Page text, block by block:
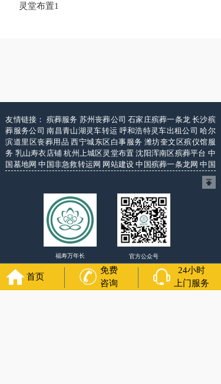
灵堂布置1
友情链接： 殡葬服务 苏州丧葬公司石家庄殡葬一条龙长沙殡
葬服务公司南昌青山湖灵车转运 呼和浩特灵车出租公司哈尔
滨道里区丧葬用品西宁城东区白事服务潍坊奎文区殡仪馆服
务 乳山寿衣店铺杭州上城区灵堂布置沈阳浑南区殡葬平台 中
国墓地网中国非急救转运网 网站建设中国殡葬一条龙网中国
福寿万年长 官方公众号
400-000-1116
首页
免费
咨询
24小时
上门服务